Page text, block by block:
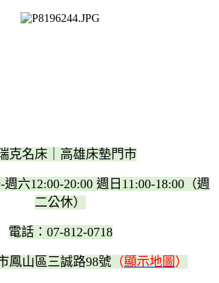
克名床｜高雄床墊門市
六12:00-20:00 週日11:00-18:00（週
二公休）
電話：07-812-0718
鳳山區三誠路98號 （顯示地圖 ）